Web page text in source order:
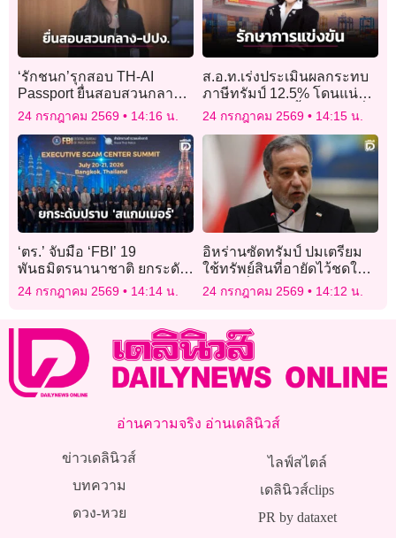
‘รักชนก’รุกสอบ TH-AI
Passport ยื่นสอบสวนกลาง
-ปปง.เอาผิด ฝากความ
คิดถึง’ไชยชนก’
24 กรกฎาคม 2569 14:16 น.
ส.อ.ท.เร่งประเมินผลกระทบ
ภาษีทรัมป์ 12.5% โดนแน่
อาหารแปรรูป ชิ้นส่วนรถ สิ่ง
24 กรกฎาคม 2569 14:15 น.
‘ตร.’ จับมือ ‘FBI’ 19
พันธมิตรนานาชาติ ยกระดับ
ความร่วมมือปราบปราม ‘ส
แกมเมอร์’
24 กรกฎาคม 2569 14:14 น.
อิหร่านซัดทรัมป์ ปมเตรียม
ใช้ทรัพย์สินที่อายัดไว้ชดใช้
ให้เรือที่ถูกโจมตี
24 กรกฎาคม 2569 14:12 น.
อ่านความจริง อ่านเดลินิวส์
ข่าวเดลินิวส์
บทความ
ดวง-หวย
ไลฟ์สไตล์
เดลินิวส์clips
PR by dataxet